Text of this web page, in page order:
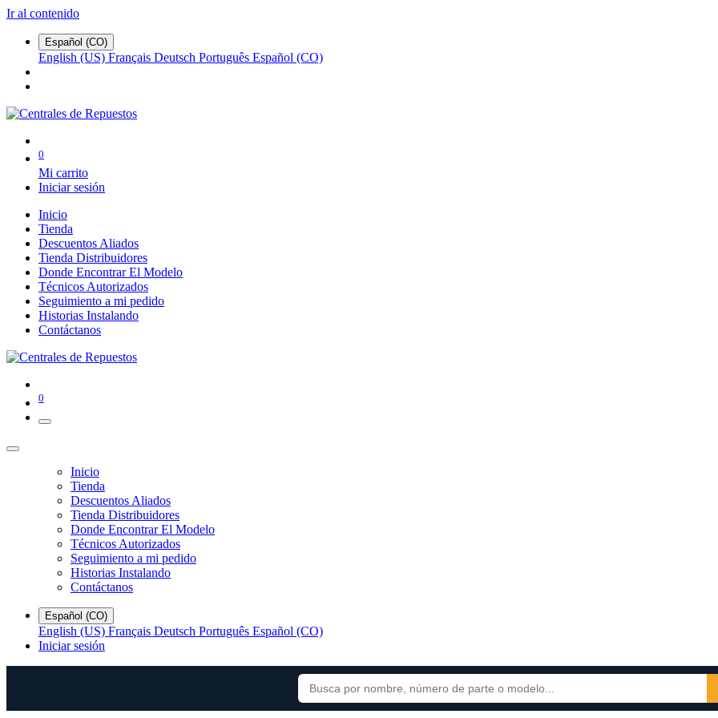
Ir al contenido
Español (CO)
English (US) Français Deutsch Português Español (CO)
0
Mi carrito
Iniciar sesión
Inicio
Tienda
Descuentos Aliados
Tienda Distribuidores
Donde Encontrar El Modelo
Técnicos Autorizados
Seguimiento a mi pedido
Historias Instalando
Contáctanos
0
Inicio
Tienda
Descuentos Aliados
Tienda Distribuidores
Donde Encontrar El Modelo
Técnicos Autorizados
Seguimiento a mi pedido
Historias Instalando
Contáctanos
Español (CO)
English (US) Français Deutsch Português Español (CO)
Iniciar sesión